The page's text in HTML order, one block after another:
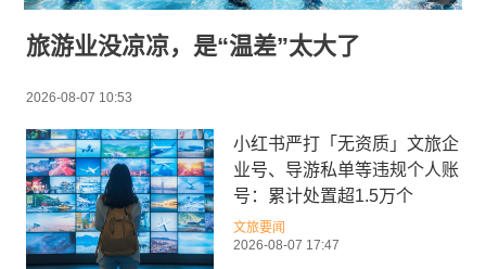
旅游业没凉凉，是“温差”太大了
2026-08-07 10:53
小红书严打「无资质」文旅企
业号、导游私单等违规个人账
号：累计处置超1.5万个
文旅要闻
2026-08-07 17:47